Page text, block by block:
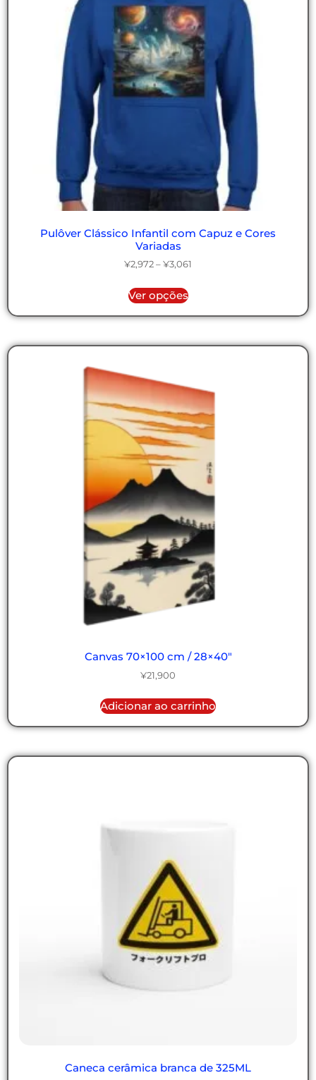
Pulôver Clássico Infantil com Capuz e Cores
Variadas
¥2,972 – ¥3,061
Ver opções
Canvas 70×100 cm / 28×40″
¥21,900
Adicionar ao carrinho
Caneca cerâmica branca de 325ML